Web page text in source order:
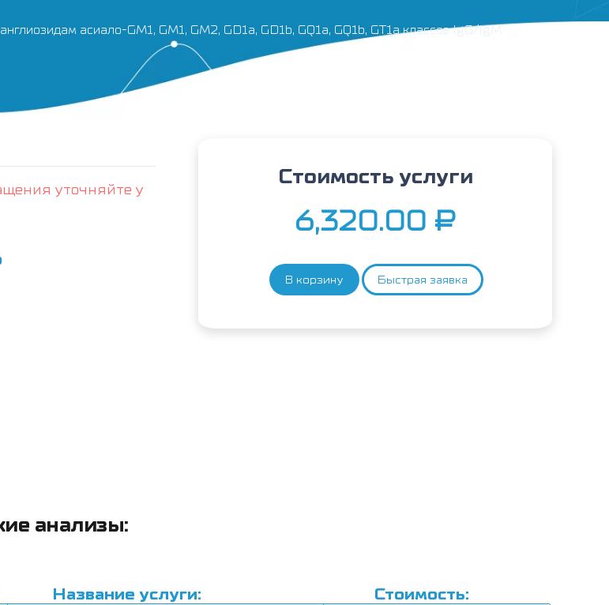
асиало-GM1, GM1, GM2, GD1a, GD1b, GQ1a, GQ1b, GT1a классов IgG/IgM
уточняйте у
Стоимость услуги
6,320.00 ₽
Количество
Диагностика
В корзину Быстрая заявка
анализы:
Название услуги: Стоимость: